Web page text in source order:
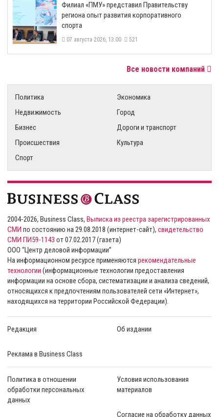
​Филиал «ПМУ» представил Правительству
региона опыт развития корпоративного
спорта
07 августа 2026, 13:00 521
Все новости компаний
Политика
Экономика
Недвижимость
Город
Бизнес
Дороги и транспорт
Происшествия
Культура
Спорт
2004-2026, Business Class, Выписка из реестра зарегистрированных
СМИ по состоянию на 29.08.2018 (интернет-сайт), свидетельство
СМИ ПИ59-1143 от 07.02.2017 (газета)
ООО “Центр деловой информации”
На информационном ресурсе применяются рекомендательные
технологии (информационные технологии предоставления
информации на основе сбора, систематизации и анализа сведений,
относящихся к предпочтениям пользователей сети «Интернет»,
находящихся на территории Российской Федерации).
Редакция Об издании
Реклама в Business Class
Политика в отношении
обработки персональных
данных
Условия использования
материалов
Согласие на обработку данных